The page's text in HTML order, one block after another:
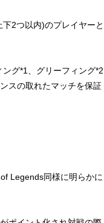
2つ以内)のプレイヤーと
グ*1、グリーフィング*2
スの取れたマッチを保証
Legends同様に明らかに